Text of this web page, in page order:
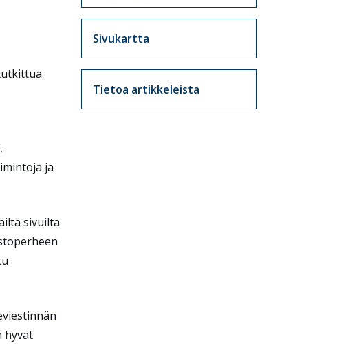
ja
sivuilta
hyvät
Sivukartta
Tietoa artikkeleista